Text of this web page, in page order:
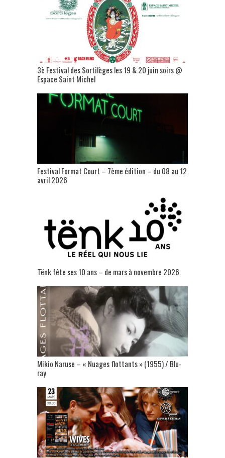
3è Festival des Sortilèges les 19 & 20 juin soirs @
Espace Saint Michel
Festival Format Court – 7ème édition – du 08 au 12
avril 2026
Tënk fête ses 10 ans – de mars à novembre 2026
Mikio Naruse – « Nuages flottants » (1955) / Blu-
ray